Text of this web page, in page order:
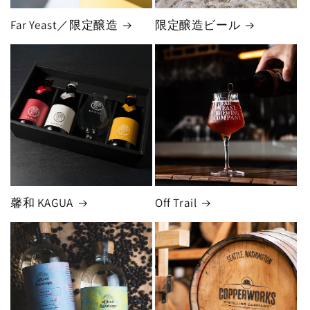
Far Yeast／限定醸造 限定醸造ビール
馨和 KAGUA Off Trail